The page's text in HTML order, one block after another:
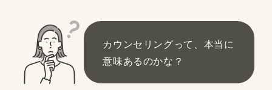
カウンセリングって、本当に
意味あるのかな？